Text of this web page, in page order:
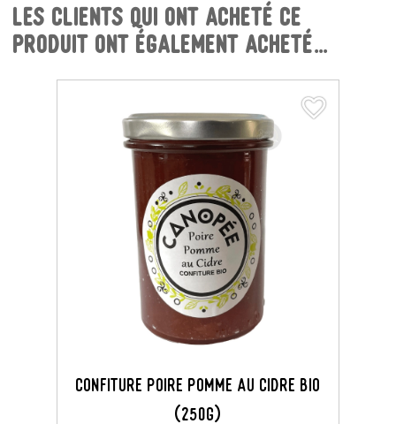
Les clients qui ont acheté ce
produit ont également acheté...
CONFITURE POIRE POMME AU CIDRE BIO
(250G)
favorite_border
favorite_border